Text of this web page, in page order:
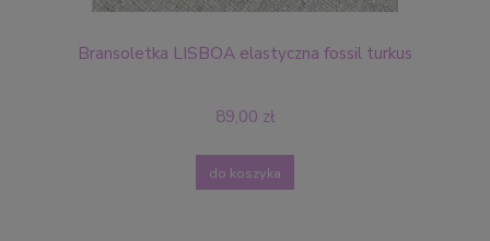
Bransoletka LISBOA elastyczna fossil turkus
89,00 zł
do koszyka